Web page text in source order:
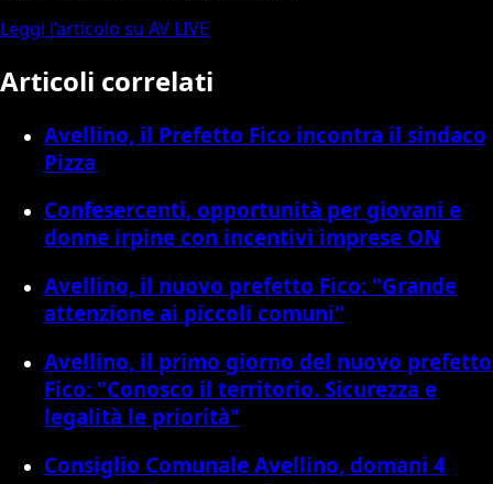
Leggi l’articolo su AV LIVE
Articoli correlati
Avellino, il Prefetto Fico incontra il sindaco
Pizza
Confesercenti, opportunità per giovani e
donne irpine con incentivi imprese ON
Avellino, il nuovo prefetto Fico: "Grande
attenzione ai piccoli comuni"
Avellino, il primo giorno del nuovo prefetto
Fico: "Conosco il territorio. Sicurezza e
legalità le priorità"
Consiglio Comunale Avellino, domani 4